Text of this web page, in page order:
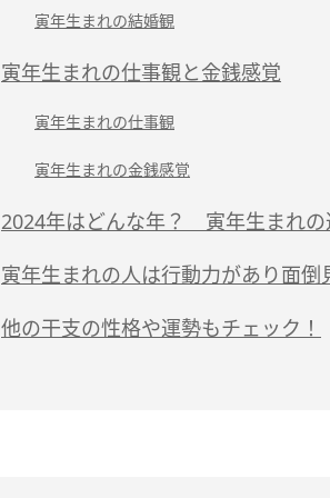
寅年生まれの結婚観
寅年生まれの仕事観と金銭感覚
寅年生まれの仕事観
寅年生まれの金銭感覚
2024年はどんな年？ 寅年生まれの
寅年生まれの人は行動力があり面倒
他の干支の性格や運勢もチェック！